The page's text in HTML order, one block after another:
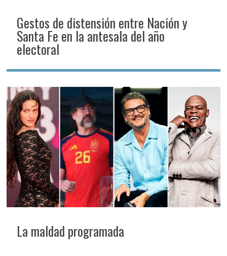
Gestos de distensión entre Nación y
Santa Fe en la antesala del año
electoral
La maldad programada